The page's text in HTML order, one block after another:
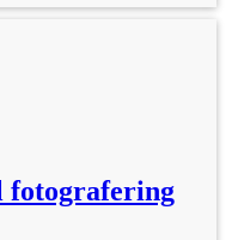
fotografering